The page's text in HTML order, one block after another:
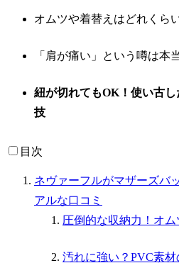
オムツや着替えはどれくら
「肩が痛い」という噂は本
紐が切れてもOK！使い古
技
目次
ネヴァーフルがマザーズバ
アルな口コミ
圧倒的な収納力！オ
汚れに強い？PVC素